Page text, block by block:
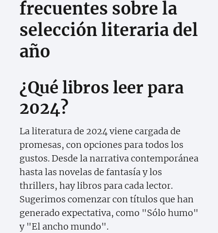
frecuentes sobre la
selección literaria del
año
¿Qué libros leer para
2024?
La literatura de 2024 viene cargada de
promesas, con opciones para todos los
gustos. Desde la narrativa contemporánea
hasta las novelas de fantasía y los
thrillers, hay libros para cada lector.
Sugerimos comenzar con títulos que han
generado expectativa, como "Sólo humo"
y "El ancho mundo".